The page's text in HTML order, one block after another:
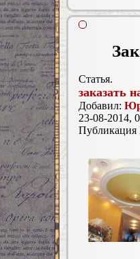
Статья.
заказать
Добавил:
23-08-2014,